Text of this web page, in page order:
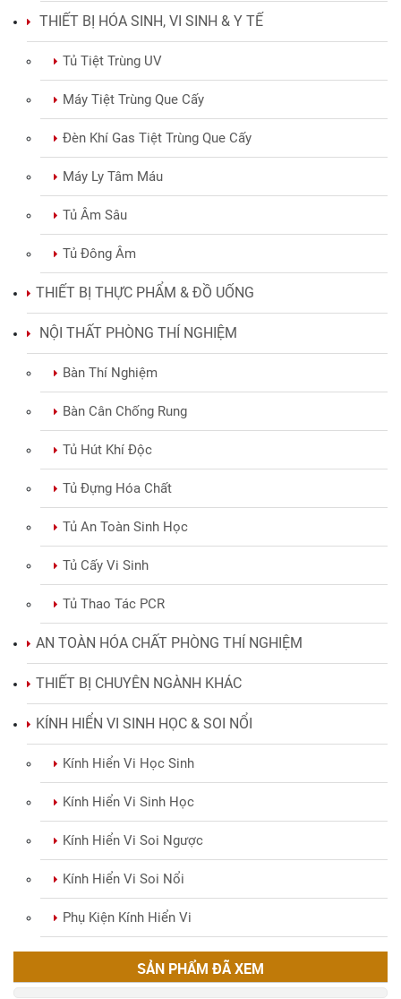
THIẾT BỊ HÓA SINH, VI SINH & Y TẾ
Tủ Tiệt Trùng UV
Máy Tiệt Trùng Que Cấy
Đèn Khí Gas Tiệt Trùng Que Cấy
Máy Ly Tâm Máu
Tủ Âm Sâu
Tủ Đông Âm
THIẾT BỊ THỰC PHẨM & ĐỒ UỐNG
NỘI THẤT PHÒNG THÍ NGHIỆM
Bàn Thí Nghiệm
Bàn Cân Chống Rung
Tủ Hút Khí Độc
Tủ Đựng Hóa Chất
Tủ An Toàn Sinh Học
Tủ Cấy Vi Sinh
Tủ Thao Tác PCR
AN TOÀN HÓA CHẤT PHÒNG THÍ NGHIỆM
THIẾT BỊ CHUYÊN NGÀNH KHÁC
KÍNH HIỂN VI SINH HỌC & SOI NỔI
Kính Hiển Vi Học Sinh
Kính Hiển Vi Sinh Học
Kính Hiển Vi Soi Ngược
Kính Hiển Vi Soi Nổi
Phụ Kiện Kính Hiển Vi
SẢN PHẨM ĐÃ XEM